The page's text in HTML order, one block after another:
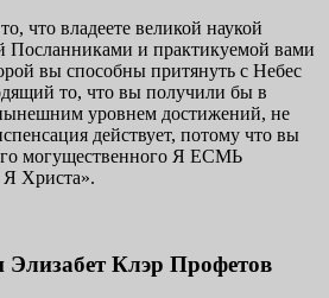
что владеете великой наукой
Посланниками и практикуемой вами
вы способны притянуть с Небес
то, что вы получили бы в
уровнем достижений, не
действует, потому что вы
могущественного Я ЕСМЬ
Я Христа».
Клэр Профетов